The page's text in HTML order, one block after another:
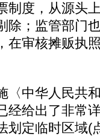
制度，从源头
除；监管部门
在审核摊贩执
中华人民共
经给出了非常
划定临时区域(